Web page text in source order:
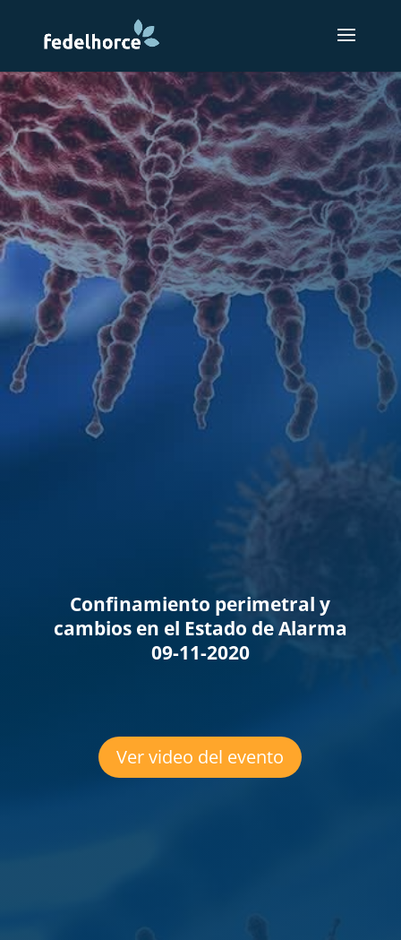
Confinamiento perimetral y
cambios en el Estado de Alarma
09-11-2020
Ver video del evento